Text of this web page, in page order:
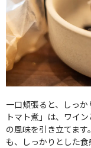
一口頬張ると、しっ
トマト煮」は、ワイ
の風味を引き立てま
も、しっかりとした食